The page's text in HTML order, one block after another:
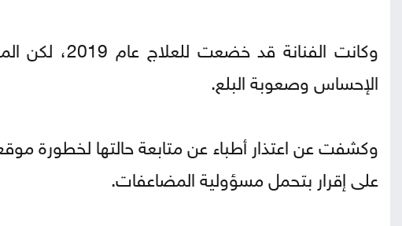
الإحساس وصعوبة البلع.
وكشفت عن اعتذار أطباء عن متابعة حالتها لخطورة
على إقرار بتحمل مسؤولية المضاعفات.